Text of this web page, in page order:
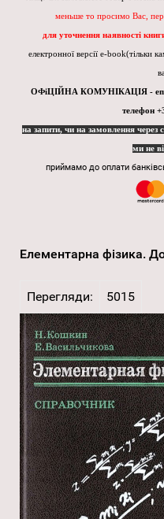
меньше то просимо Вас,
для уточнення наявності
електронної версії e-book(тільки
ОФіЦІЙНА КОМУНІКАЦІЯ -
телефон
на запити, чи на замовлення через
ми не
приймамо до оплати
Елементарна фізика.
Перегляди: 5015